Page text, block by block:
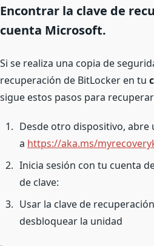
Encontrar la clave de
cuenta Microsoft.
Si se realiza una copia de
recuperación de BitLocker en tu
sigue estos pasos para
Desde otro dispositivo, abre
a https://aka.ms/
Inicia sesión con tu cuenta
de clave:
Usar la clave de
desbloquear la unidad